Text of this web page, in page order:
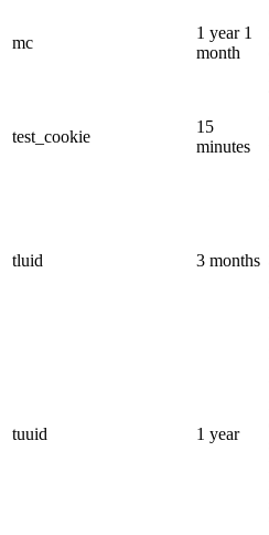
mc
1 year 1
month
test_cookie
15
minutes
tluid 3 months
tuuid 1 year